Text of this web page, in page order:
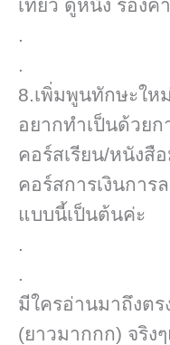
เที่ยว ดูหนัง ร้องค
.
.
8.เพิ่มพูนทักษะให
อยากทำเป็นด้วยก
คอร์ส​เรียน/หนังสื
คอร์สการเงินการ
แบบนี้เป็นต้นค่ะ
.
.
มีใครอ่านมาถึงตร
(ยาวมากกก)​ จริง